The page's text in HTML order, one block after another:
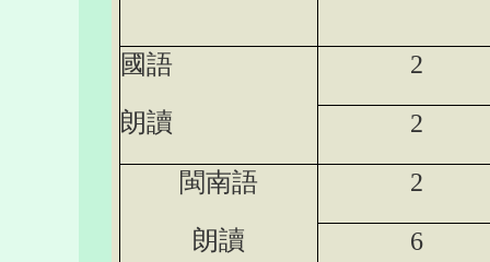
國語
朗讀
2
2
閩南語
朗讀
2
6